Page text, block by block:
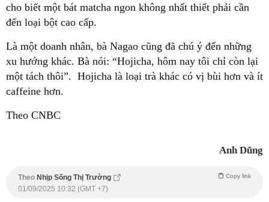
cho biết một bát matcha ngon không nhất thiết phải cần
đến loại bột cao cấp.
Là một doanh nhân, bà Nagao cũng đã chú ý đến những
xu hướng khác. Bà nói: “Hojicha, hôm nay tôi chỉ còn lại
một tách thôi”. Hojicha là loại trà khác có vị bùi hơn và ít
caffeine hơn.
Theo CNBC
Anh Dũng
Theo Nhịp Sống Thị Trường Copy link
01/09/2025 10:32 (GMT +7)